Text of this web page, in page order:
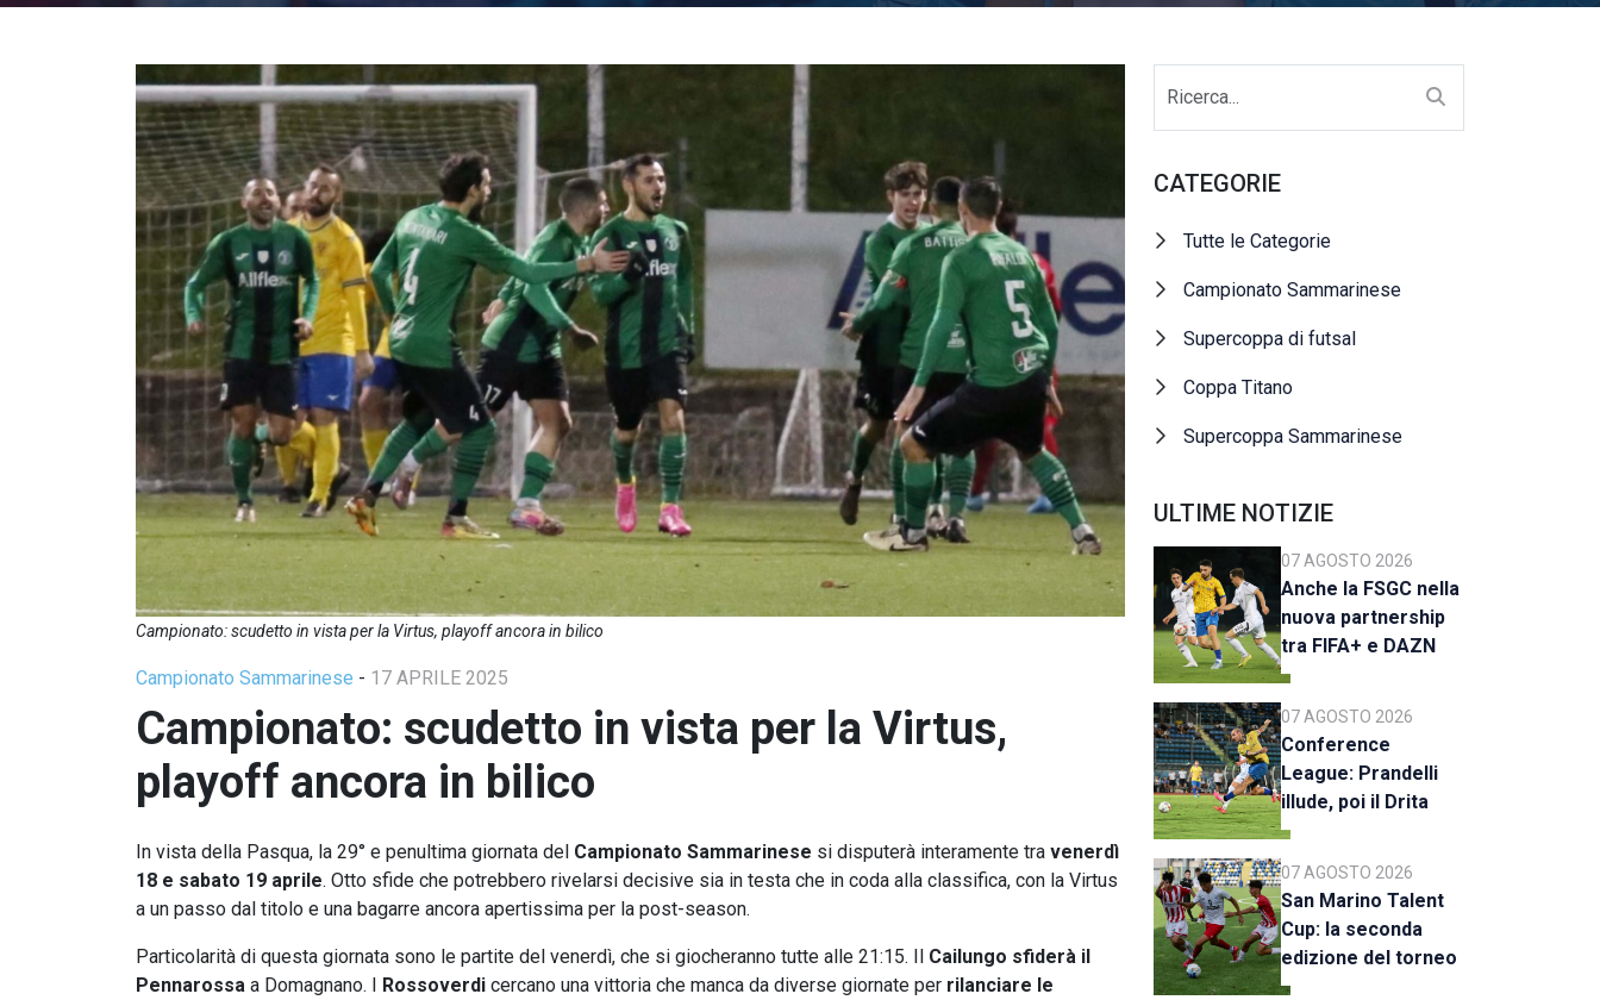
Campionato: scudetto in vista per la Virtus, playoff ancora in bilico
Campionato Sammarinese - 17 APRILE 2025
Campionato: scudetto in vista per la Virtus,
playoff ancora in bilico
In vista della Pasqua, la 29° e penultima giornata del Campionato Sammarinese si disputerà interamente tra venerdì
18 e sabato 19 aprile. Otto sfide che potrebbero rivelarsi decisive sia in testa che in coda alla classifica, con la Virtus
a un passo dal titolo e una bagarre ancora apertissima per la post-season.
Particolarità di questa giornata sono le partite del venerdì, che si giocheranno tutte alle 21:15. Il Cailungo sfiderà il
Pennarossa a Domagnano. I Rossoverdi cercano una vittoria che manca da diverse giornate per rilanciare le
CATEGORIE
Tutte le Categorie
Campionato Sammarinese
Supercoppa di futsal
Coppa Titano
Supercoppa Sammarinese
ULTIME NOTIZIE
07 AGOSTO 2026
Anche la FSGC nella
nuova partnership
tra FIFA+ e DAZN
07 AGOSTO 2026
Conference
League: Prandelli
illude, poi il Drita
esce alla distanza
07 AGOSTO 2026
San Marino Talent
Cup: la seconda
edizione del torneo
al via il 18 agosto